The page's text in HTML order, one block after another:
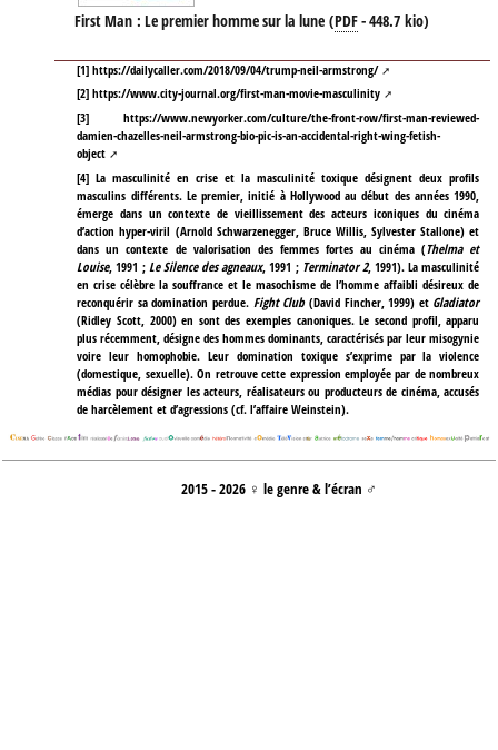
First Man : Le premier homme sur la lune (PDF-448.7 kio)
[1]https://dailycaller.com/2018/09/04/trump-neil-armstrong/
[2]https://www.city-journal.org/first-man-movie-masculinity
[3]https://www.newyorker.com/culture/the-front-row/first-man-reviewed-
damien-chazelles-neil-armstrong-bio-pic-is-an-accidental-right-wing-fetish-
object
[4]La masculinité en crise et la masculinité toxique désignent deux profils
masculins différents. Le premier, initié à Hollywood au début des années 1990,
émerge dans un contexte de vieillissement des acteurs iconiques du cinéma
d’action hyper-viril (Arnold Schwarzenegger, Bruce Willis, Sylvester Stallone) et
dans un contexte de valorisation des femmes fortes au cinéma ( Thelma et
Louise, 1991 ; Le Silence des agneaux, 1991 ; Terminator 2, 1991). La masculinité
en crise célèbre la souffrance et le masochisme de l’homme affaibli désireux de
reconquérir sa domination perdue. Fight Club (David Fincher, 1999) et Gladiator
(Ridley Scott, 2000) en sont des exemples canoniques. Le second profil, apparu
plus récemment, désigne des hommes dominants, caractérisés par leur misogynie
voire leur homophobie. Leur domination toxique s’exprime par la violence
(domestique, sexuelle). On retrouve cette expression employée par de nombreux
médias pour désigner les acteurs, réalisateurs ou producteurs de cinéma, accusés
de harcèlement et d’agressions (cf. l’affaire Weinstein).
2015 - 2026 ♀ le genre & l’écran ♂